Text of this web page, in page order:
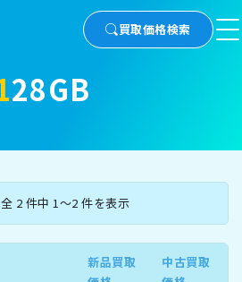
買取価格検索
128GB
全 2 件中 1～2 件を表示
新品買取
中古買取